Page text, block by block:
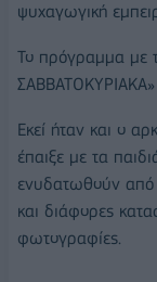
ψυχαγωγική
Το πρόγραμμα με
Εκεί ήταν και ο
έπαιξε με τα
ενυδατωθούν από
και διάφορες
φωτογραφίες.